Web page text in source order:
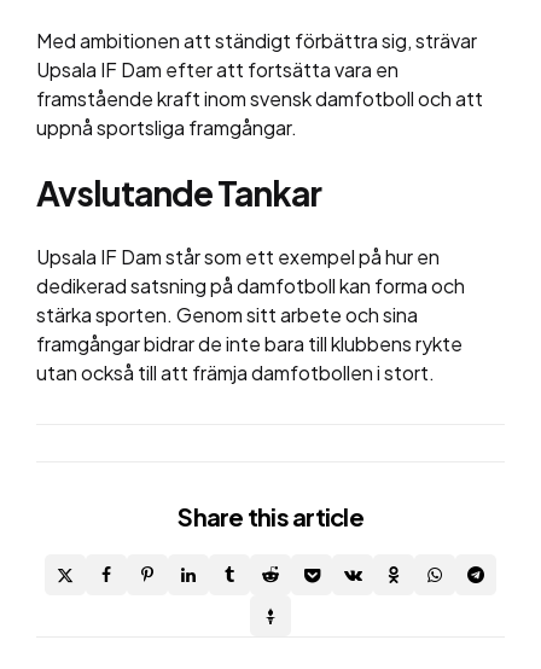
Med ambitionen att ständigt förbättra sig, strävar
Upsala IF Dam efter att fortsätta vara en
framstående kraft inom svensk damfotboll och att
uppnå sportsliga framgångar.
Avslutande Tankar
Upsala IF Dam står som ett exempel på hur en
dedikerad satsning på damfotboll kan forma och
stärka sporten. Genom sitt arbete och sina
framgångar bidrar de inte bara till klubbens rykte
utan också till att främja damfotbollen i stort.
Share this article